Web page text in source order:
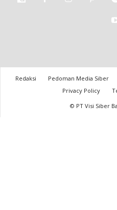
Redaksi Pedoman Media Siber
Privacy Policy
© PT Visi Siber